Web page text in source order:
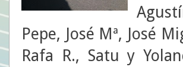
Pepe, José Mª, José
Rafa R., Satu y